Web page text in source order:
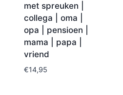
met spreuken |
collega | oma |
opa | pensioen |
mama | papa |
vriend
€14,95